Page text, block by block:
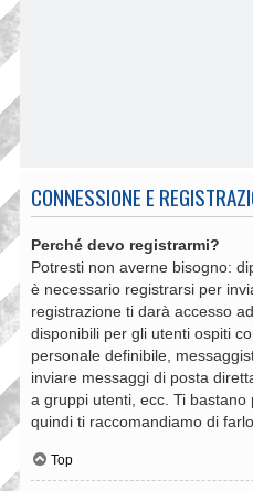
CONNESSIONE E
Perché devo registrarmi?
Potresti non averne bisogno:
è necessario registrarsi per
registrazione ti darà accesso
disponibili per gli utenti ospiti
personale definibile,
inviare messaggi di posta
a gruppi utenti, ecc. Ti
quindi ti raccomandiamo di farlo.
Top